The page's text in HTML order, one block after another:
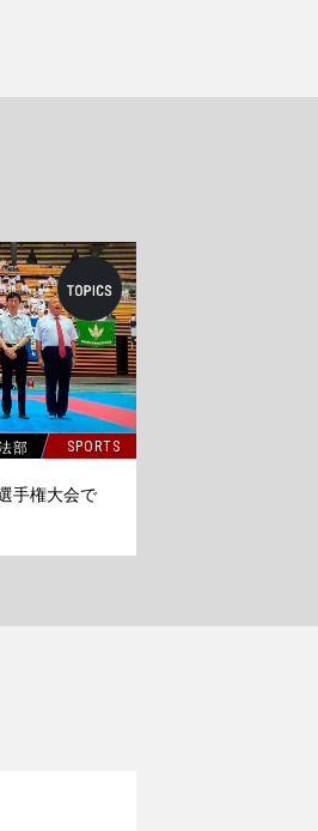
部 SPORTS
手権大会で